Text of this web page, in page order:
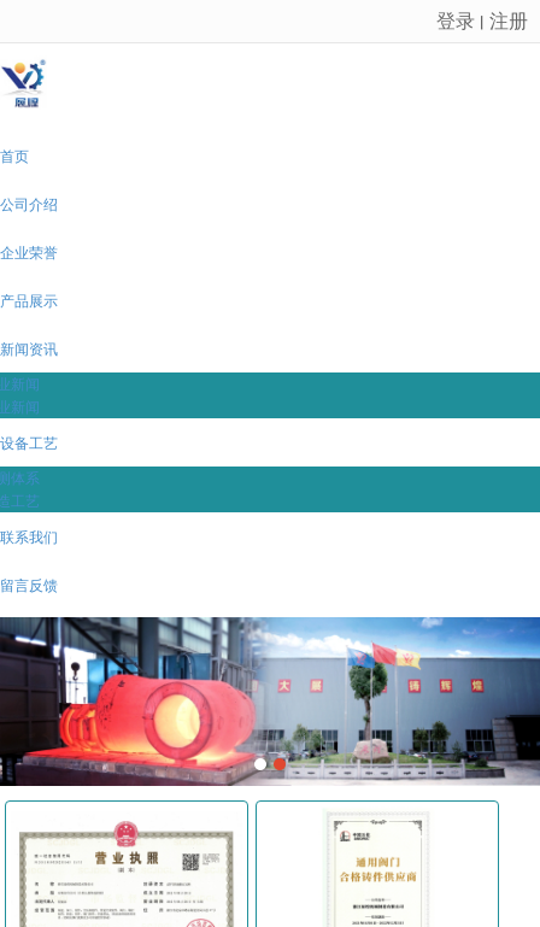
很遗憾，因您的浏览器版本过低导致无法获得最佳浏览体验，推荐下载安装谷歌浏览器！
登录 丨 注册
首页
公司介绍
企业荣誉
产品展示
新闻资讯
新闻
新闻
设备工艺
体系
工艺
联系我们
留言反馈